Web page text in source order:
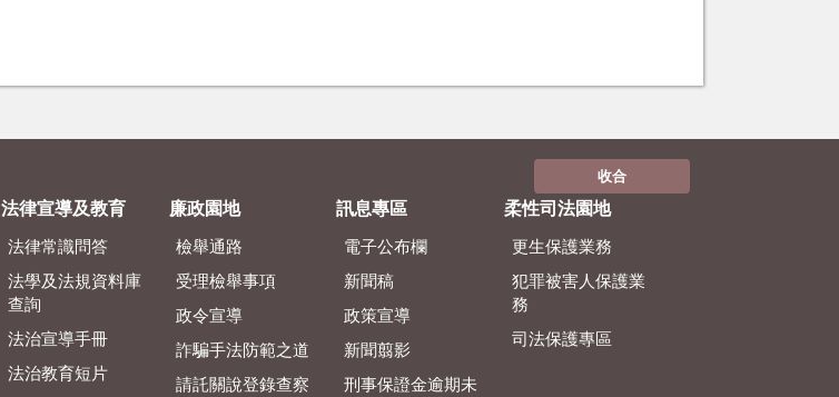
收合
法律宣導及教育
法律常識問答
法學及法規資料庫
查詢
法治宣導手冊
法治教育短片
廉政園地
檢舉通路
受理檢舉事項
政令宣導
詐騙手法防範之道
請託關說登錄查察
訊息專區
電子公布欄
新聞稿
政策宣導
新聞翦影
刑事保證金逾期未
柔性司法園地
更生保護業務
犯罪被害人保護業
務
司法保護專區